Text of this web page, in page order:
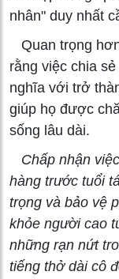
nhân" duy nhất
Quan trọng
rằng việc chia
nghĩa với trở
giúp họ được
sống lâu dài.
Chấp nhận
hàng trước tuổi
trọng và bảo vệ
khỏe người cao
những rạn nứt
tiếng thở dài cô